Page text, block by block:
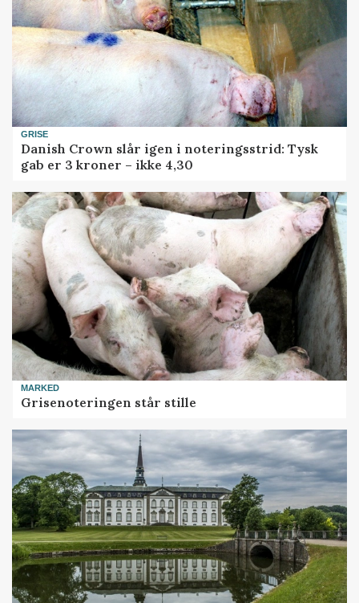
GRISE
Danish Crown slår igen i noteringsstrid: Tysk
gab er 3 kroner – ikke 4,30
MARKED
Grisenoteringen står stille